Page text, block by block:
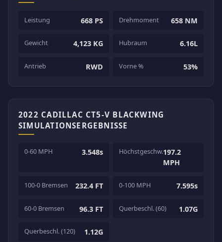
Leistung 668 PS Drehmoment 658 NM
Gewicht 4,123 KG Hubraum 6.16L
Antrieb RWD Vorne % 53%
2022 CADILLAC CT5-V BLACKWING
SIMULATIONSERGEBNISSE
0-60 MPH 3.548s Höchstgeschw.197.2
MPH
100-0 Bremsen 232.4 FT 0-100 MPH 7.595s
60-0 Bremsen 96.3 FT Querbeschl. (60) 1.07G
Querbeschl. (120) 1.12G